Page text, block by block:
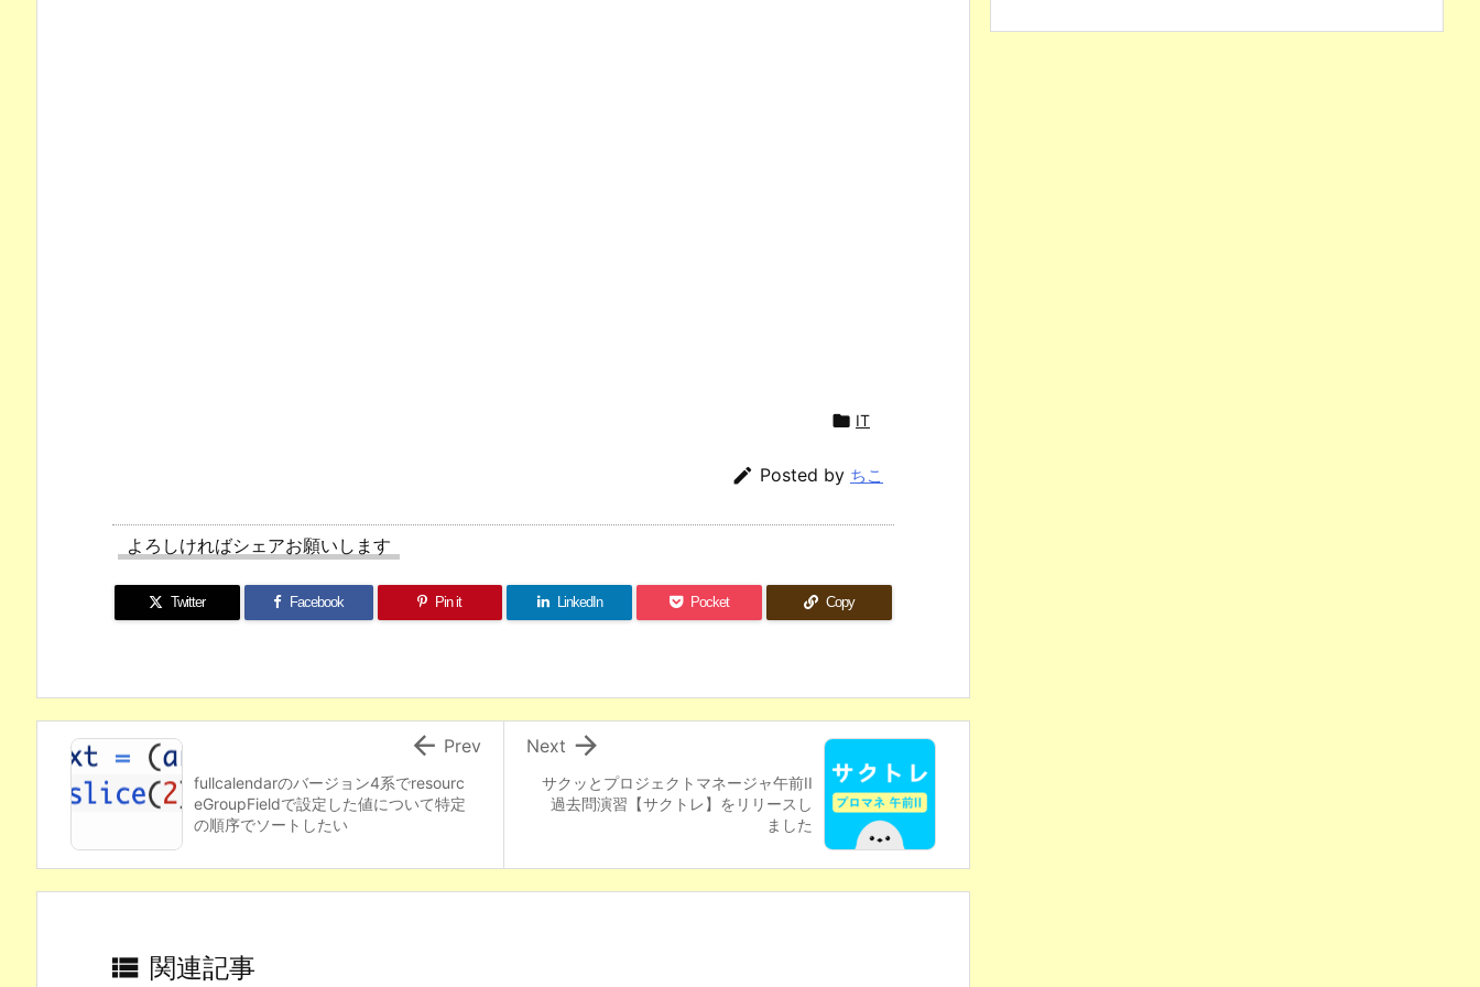
 IT
 Posted by ちこ
よろしければシェアお願いします
Twitter Facebook Pin it LinkedIn Pocket Copy
サクッとプロジェクトマネージャ午前II
過去問演習【サクトレ】をリリースし
ました

Next
fullcalendarのバージョン4系でresourc
eGroupFieldで設定した値について特定
の順序でソートしたい
 Prev
 関連記事